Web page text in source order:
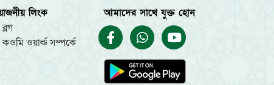
লিংক
ব্লগ
কওমি ওয়ার্ল্ড সম্পর্কে
আমাদের সাথে যুক্ত হোন